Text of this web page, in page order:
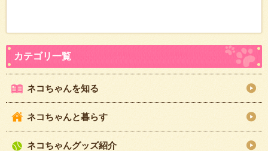
ネコちゃんを知る
ネコちゃんと暮らす
ネコちゃんグッズ紹介